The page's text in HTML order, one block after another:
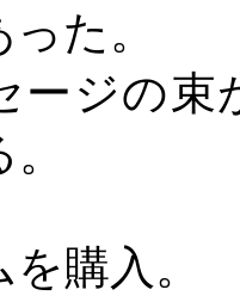
た。
ージの束
購入。